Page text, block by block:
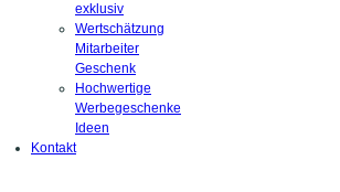
exklusiv
Wertschätzung
Mitarbeiter
Geschenk
Hochwertige
Werbegeschenke
Ideen
Kontakt